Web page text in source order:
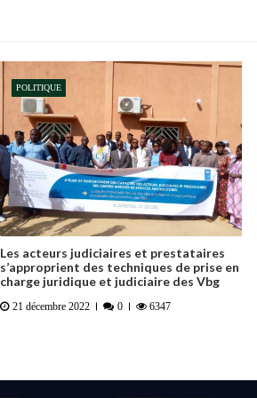
POLITIQUE
Les acteurs judiciaires et prestataires
s’approprient des techniques de prise en
charge juridique et judiciaire des Vbg
21 décembre 2022 0 6347